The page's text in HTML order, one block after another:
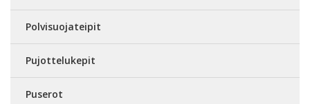
Polvisuojateipit
Pujottelukepit
Puserot